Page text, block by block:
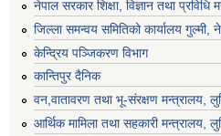
नेपाल सरकार शिक्षा, विज्ञान तथा प्रविधि
जिल्ला समन्वय समितिको कार्यालय गुल्मी,
केन्द्रिय पञ्जिकरण विभाग
कान्तिपुर दैनिक
वन,वातावरण तथा भू-संरक्षण मन्त्रालय,
आर्थिक मामिला तथा सहकारी मन्त्रालय,